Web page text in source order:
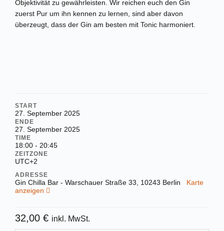
Objektivität zu gewährleisten. Wir reichen euch den Gin
zuerst Pur um ihn kennen zu lernen, sind aber davon
überzeugt, dass der Gin am besten mit Tonic harmoniert.
START
27. September 2025
ENDE
27. September 2025
TIME
18:00 - 20:45
ZEITZONE
UTC+2
ADRESSE
Gin Chilla Bar - Warschauer Straße 33, 10243 Berlin Karte
anzeigen
32,00 € inkl. MwSt.